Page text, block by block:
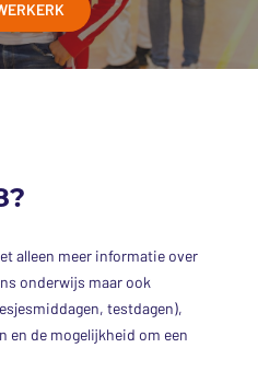
alleen meer informatie over
onderwijs maar ook
testdagen),
de mogelijkheid om een